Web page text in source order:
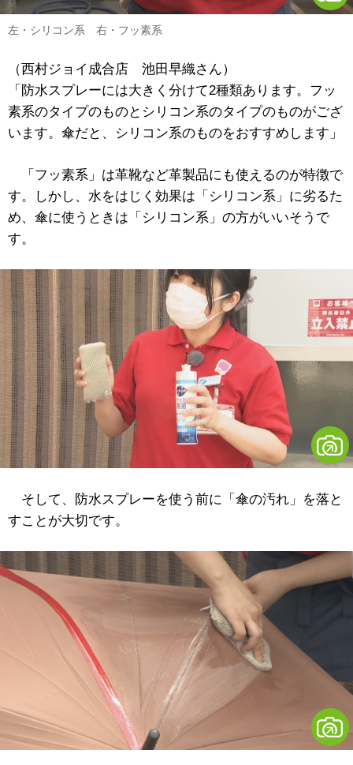
左・シリコン系 右・フッ素系
（西村ジョイ成合店 池田早織さん）
「防水スプレーには大きく分けて2種類あります。フッ
素系のタイプのものとシリコン系のタイプのものがござ
います。傘だと、シリコン系のものをおすすめします」
「フッ素系」は革靴など革製品にも使えるのが特徴で
す。しかし、水をはじく効果は「シリコン系」に劣るた
め、傘に使うときは「シリコン系」の方がいいそうで
す。
そして、防水スプレーを使う前に「傘の汚れ」を落と
すことが大切です。